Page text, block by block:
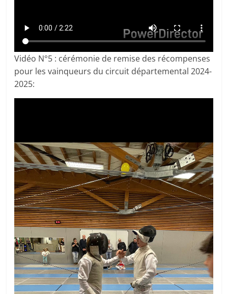
Vidéo N°5 : cérémonie de remise des récompenses
pour les vainqueurs du circuit départemental 2024-
2025: